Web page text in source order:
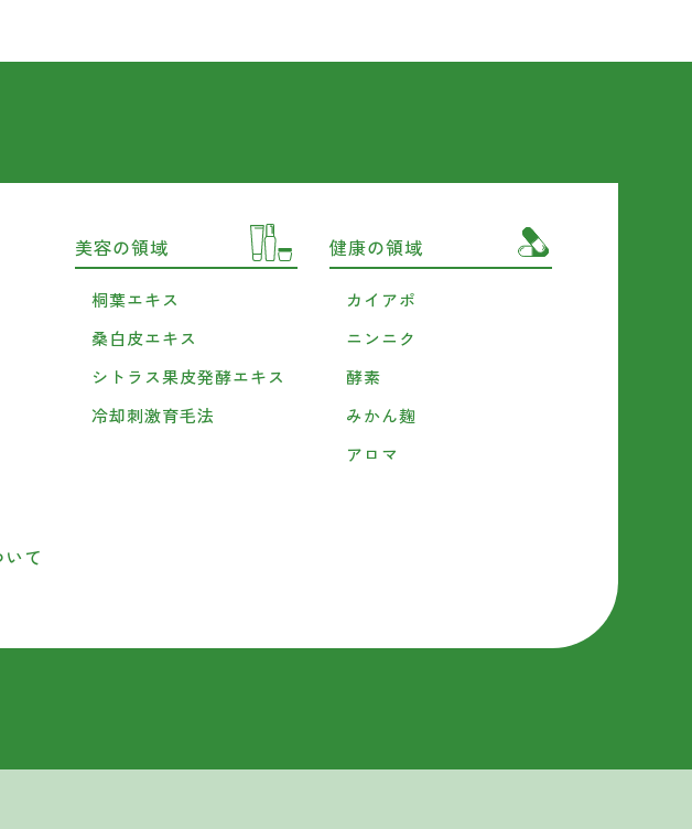
て
美容の領域
桐葉エキス
桑白皮エキス
シトラス果皮発酵エキス
冷却刺激育毛法
健康の領域
カイアポ
ニンニク
酵素
みかん麹
アロマ